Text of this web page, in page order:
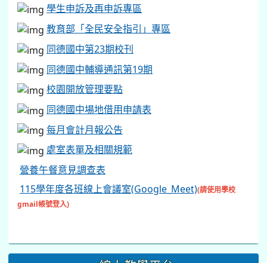
學生申訴及再申訴專區
教育部「全民安全指引」專區
同德國中第23期校刊
同德國中輔導通訊第19期
校園開放管理要點
同德國中場地借用申請表
每月會計月報公告
處室表單及相關規範
營養午餐意見調查表
115學年度各班線上會議室(Google_Meet)(請使用學校
gmail帳號登入)